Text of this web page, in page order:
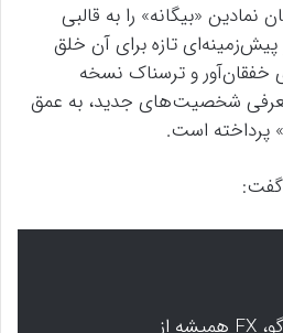
نمادین «بیگانه» را به قالبی
پیش‌زمینه‌ای تازه برای آن خلق
خفقان‌آور و ترسناک نسخه
شخصیت‌های جدید، به عمق‌
پرداخته است.
گفت: